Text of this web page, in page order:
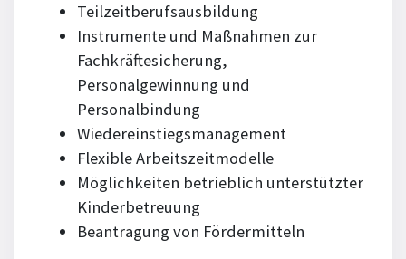
Teilzeitberufsausbildung
Instrumente und Maßnahmen zur
Fachkräftesicherung,
Personalgewinnung und
Personalbindung
Wiedereinstiegsmanagement
Flexible Arbeitszeitmodelle
Möglichkeiten betrieblich unterstützter
Kinderbetreuung
Beantragung von Fördermitteln